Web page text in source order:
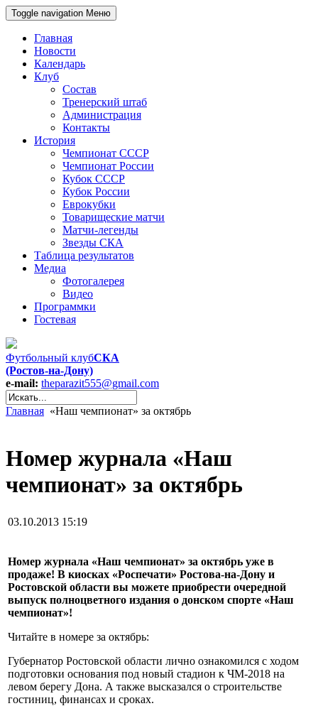
Toggle navigation Меню
Главная
Новости
Календарь
Клуб
Состав
Тренерский штаб
Администрация
Контакты
История
Чемпионат СССР
Чемпионат России
Кубок СССР
Кубок России
Еврокубки
Товарищеские матчи
Матчи-легенды
Звезды СКА
Таблица результатов
Медиа
Фотогалерея
Видео
Программки
Гостевая
Футбольный клубСКА
(Ростов-на-Дону)
e-mail: theparazit555@gmail.com
Главная «Наш чемпионат» за октябрь
Номер журнала «Наш
чемпионат» за октябрь
03.10.2013 15:19
Номер журнала «Наш чемпионат» за октябрь уже в
продаже! В киосках «Роспечати» Ростова-на-Дону и
Ростовской области вы можете приобрести очередной
выпуск полноцветного издания о донском спорте «Наш
чемпионат»!
Читайте в номере за октябрь:
Губернатор Ростовской области лично ознакомился с ходом
подготовки основания под новый стадион к ЧМ-2018 на
левом берегу Дона. А также высказался о строительстве
гостиниц, финансах и сроках.